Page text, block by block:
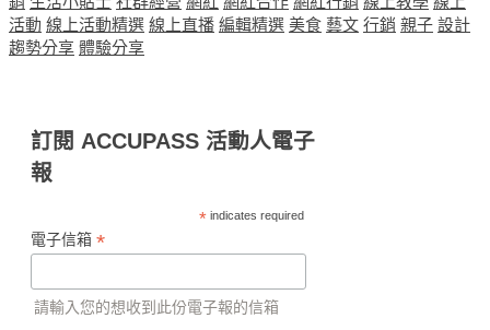
活動 線上活動精選 線上直播 編輯精選 美食 藝文 行銷 親子 設計
趨勢分享 體驗分享
訂閱 ACCUPASS 活動人電子
報
*indicates required
電子信箱 *
請輸入您的想收到此份電子報的信箱